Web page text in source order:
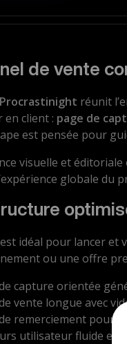
de vente
Procrastinight réunit
en client : page de
est pensée pour
visuelle et
globale du
idéal pour lancer et
ou une offre
capture orientée
vente longue avec
remerciement pour
utilisateur fluide et